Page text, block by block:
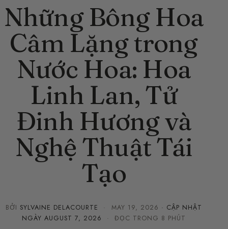
Những Bông Hoa
Câm Lặng trong
Nước Hoa: Hoa
Linh Lan, Tử
Đinh Hương và
Nghệ Thuật Tái
Tạo
BỞI SYLVAINE DELACOURTE · MAY 19, 2026 · CẬP NHẬT
NGÀY AUGUST 7, 2026 · ĐỌC TRONG 8 PHÚT